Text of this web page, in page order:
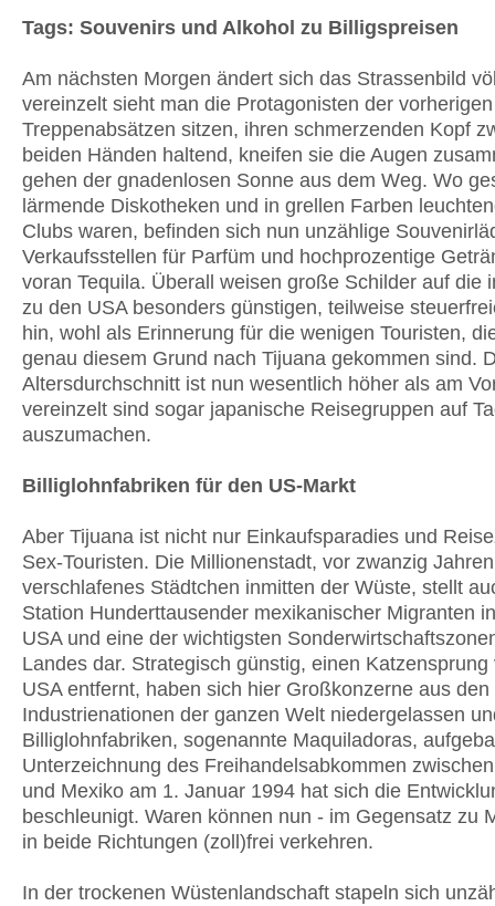
Tags: Souvenirs und Alkohol zu Billigspreisen
Am nächsten Morgen ändert sich das Strassenbild
vereinzelt sieht man die Protagonisten der
Treppenabsätzen sitzen, ihren schmerzenden Kopf
beiden Händen haltend, kneifen sie die Augen
gehen der gnadenlosen Sonne aus dem Weg. Wo
lärmende Diskotheken und in grellen Farben
Clubs waren, befinden sich nun unzählige
Verkaufsstellen für Parfüm und hochprozentige
voran Tequila. Überall weisen große Schilder auf die
zu den USA besonders günstigen, teilweise
hin, wohl als Erinnerung für die wenigen Touristen,
genau diesem Grund nach Tijuana gekommen sind.
Altersdurchschnitt ist nun wesentlich höher als am
vereinzelt sind sogar japanische Reisegruppen auf
auszumachen.
Billiglohnfabriken für den US-Markt
Aber Tijuana ist nicht nur Einkaufsparadies und
Sex-Touristen. Die Millionenstadt, vor zwanzig
verschlafenes Städtchen inmitten der Wüste, stellt
Station Hunderttausender mexikanischer Migranten
USA und eine der wichtigsten
Landes dar. Strategisch günstig, einen Katzensprung
USA entfernt, haben sich hier Großkonzerne aus den
Industrienationen der ganzen Welt niedergelassen
Billiglohnfabriken, sogenannte Maquiladoras,
Unterzeichnung des Freihandelsabkommen
und Mexiko am 1. Januar 1994 hat sich die
beschleunigt. Waren können nun - im Gegensatz zu
in beide Richtungen (zoll)frei verkehren.
In der trockenen Wüstenlandschaft stapeln sich